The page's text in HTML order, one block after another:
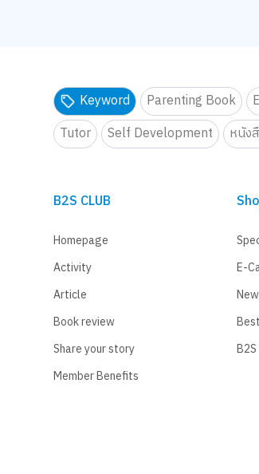
Keyword Parenting Book
Tutor
Self Development หนัง
B2S CLUB
Homepage
Activity
Article
Book review
Share your story
Member Benefits
E-